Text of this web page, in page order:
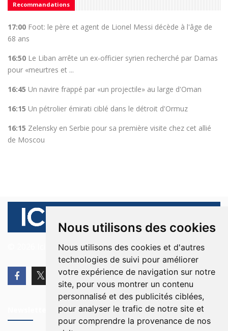
Nous utilisons des cookies
Nous utilisons des cookies et d'autres
technologies de suivi pour améliorer
votre expérience de navigation sur notre
site, pour vous montrer un contenu
personnalisé et des publicités ciblées,
pour analyser le trafic de notre site et
pour comprendre la provenance de nos
Recommandations
17:00 Foot: le père et agent de Lionel Messi décède à l'âge de
68 ans
16:50 Le Liban arrête un ex-officier syrien recherché par Damas
pour «meurtres et ...
16:45 Un navire frappé par «un projectile» au large d'Oman
16:15 Un pétrolier émirati ciblé dans le détroit d'Ormuz
16:15 Zelensky en Serbie pour sa première visite chez cet allié
de Moscou
© 2026 Ici Beyrouth. Tous les droits sont réservés.